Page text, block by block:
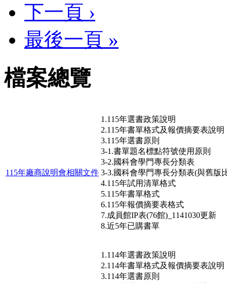
下一頁 ›
最後一頁 »
檔案總覽
115年廠商說明會相關文件
1.115年選書政策說明
2.115年書單格式及報價摘要表說明
3.115年選書原則
3-1.書單題名標點符號使用原則
3-2.國科會學門專長分類表
3-3.國科會學門專長分類表(與舊版
4.115年試用清單格式
5.115年書單格式
6.115年報價摘要表格式
7.成員館IP表(76館)_1141030更新
8.近5年已購書單
1.114年選書政策說明
2.114年書單格式及報價摘要表說明
3.114年選書原則